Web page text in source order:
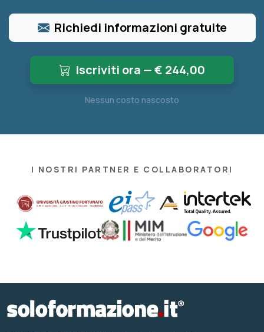
Richiedi informazioni gratuite
Iscriviti ora — € 244,00
Nessun costo nascosto
I NOSTRI PARTNER E COLLABORATORI